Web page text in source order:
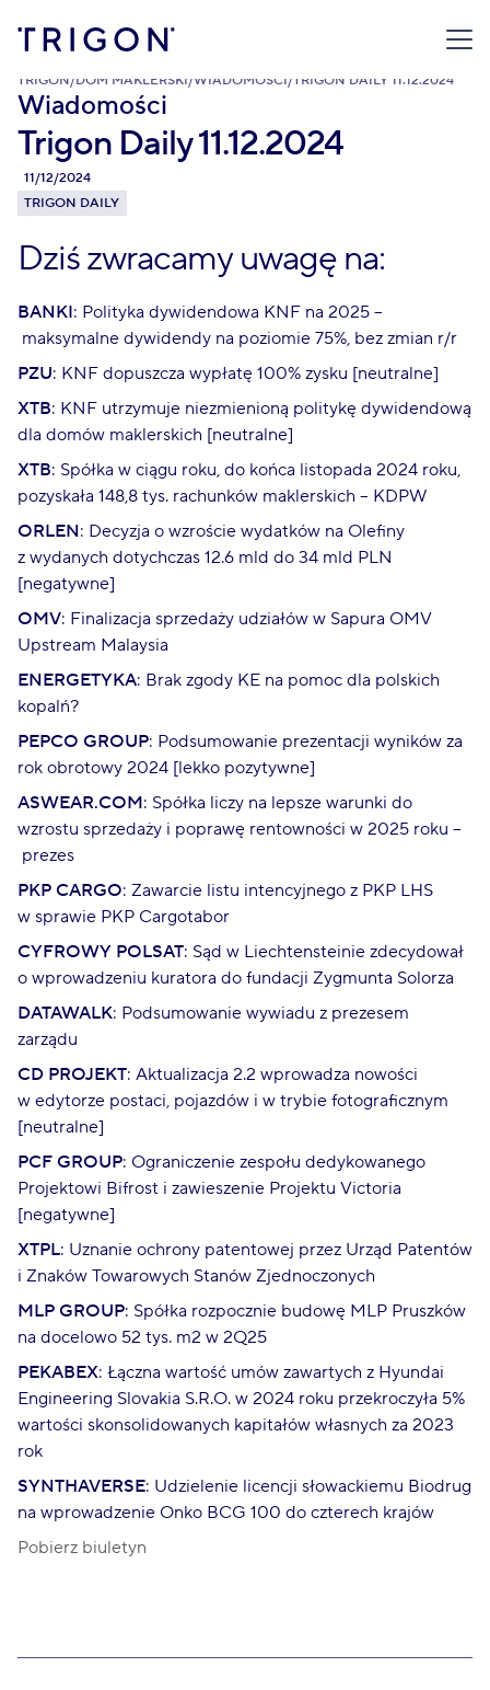
TRIGON/DOM MAKLERSKI/WIADOMOŚCI/ TRIGON DAILY 11.12.2024
Wiadomości
Trigon Daily 11.12.2024
11/12/2024
TRIGON DAILY
Dziś zwracamy uwagę na:
BANKI: Polityka dywidendowa KNF na 2025 –
maksymalne dywidendy na poziomie 75%, bez zmian r/r
PZU: KNF dopuszcza wypłatę 100% zysku [neutralne]
XTB: KNF utrzymuje niezmienioną politykę dywidendową
dla domów maklerskich [neutralne]
XTB: Spółka w ciągu roku, do końca listopada 2024 roku,
pozyskała 148,8 tys. rachunków maklerskich – KDPW
ORLEN: Decyzja o wzroście wydatków na Olefiny
z wydanych dotychczas 12.6 mld do 34 mld PLN
[negatywne]
OMV: Finalizacja sprzedaży udziałów w Sapura OMV
Upstream Malaysia
ENERGETYKA: Brak zgody KE na pomoc dla polskich
kopalń?
PEPCO GROUP: Podsumowanie prezentacji wyników za
rok obrotowy 2024 [lekko pozytywne]
ASWEAR.COM: Spółka liczy na lepsze warunki do
wzrostu sprzedaży i poprawę rentowności w 2025 roku –
prezes
PKP CARGO: Zawarcie listu intencyjnego z PKP LHS
w sprawie PKP Cargotabor
CYFROWY POLSAT: Sąd w Liechtensteinie zdecydował
o wprowadzeniu kuratora do fundacji Zygmunta Solorza
DATAWALK: Podsumowanie wywiadu z prezesem
zarządu
CD PROJEKT: Aktualizacja 2.2 wprowadza nowości
w edytorze postaci, pojazdów i w trybie fotograficznym
[neutralne]
PCF GROUP: Ograniczenie zespołu dedykowanego
Projektowi Bifrost i zawieszenie Projektu Victoria
[negatywne]
XTPL: Uznanie ochrony patentowej przez Urząd Patentów
i Znaków Towarowych Stanów Zjednoczonych
MLP GROUP: Spółka rozpocznie budowę MLP Pruszków
na docelowo 52 tys. m2 w 2Q25
PEKABEX: Łączna wartość umów zawartych z Hyundai
Engineering Slovakia S.R.O. w 2024 roku przekroczyła 5%
wartości skonsolidowanych kapitałów własnych za 2023
rok
SYNTHAVERSE: Udzielenie licencji słowackiemu Biodrug
na wprowadzenie Onko BCG 100 do czterech krajów
Pobierz biuletyn